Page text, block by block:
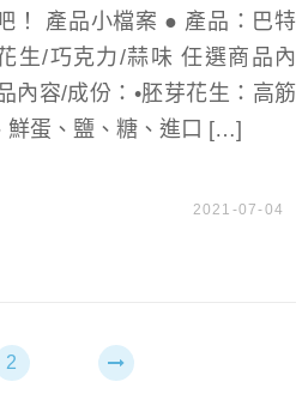
！ 產品小檔案 ● 產品：巴特
生/巧克力/蒜味 任選商品內
內容/成份：•胚芽花生：高筋
鮮蛋、鹽、糖、進口 […]
2021-07-04
2